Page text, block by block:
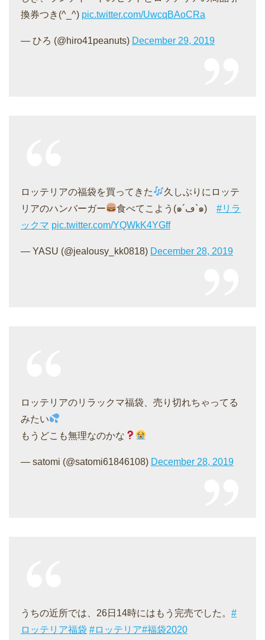
換券つき(^_^) pic.twitter.com/UwcqBAoCRa
— ひろ (@hiro41peanuts) December 29, 2019
ロッテリアの福袋を買ってきた
久しぶりにロッテ
リアのハンバーガー
食べてこよう(๑´ڡ`๑)#リラ
ックマ pic.twitter.com/YQWkK4YGff
— YASU (@jealousy_kk0818) December 28, 2019
ロッテリアのリラックマ福袋、売り切れちゃってる
みたい
もうどこも無理なのかな
— satomi (@satomi61846108) December 28, 2019
うちの近所では、26日14時にはもう完売でした。 #
ロッテリア福袋 #ロッテリア#福袋2020